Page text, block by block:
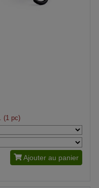
(1 pc)
Ajouter au panier